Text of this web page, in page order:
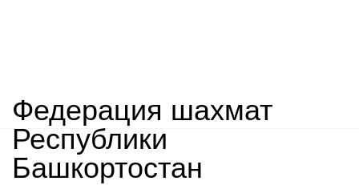
Федерация шахмат
Республики
Башкортостан